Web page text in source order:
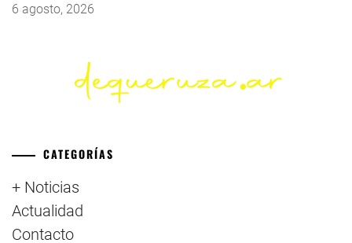
6 agosto, 2026
CATEGORÍAS
+ Noticias
Actualidad
Contacto